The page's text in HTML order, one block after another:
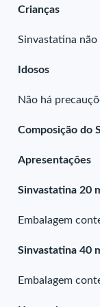
Crianças
Sinvastatina
Idosos
Não há
Composição do
Apresentações
Sinvastatina 20
Embalagem
Sinvastatina 40
Embalagem